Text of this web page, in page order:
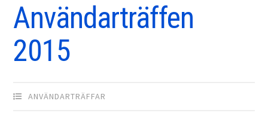
Användarträffen
2015
ANVÄNDARTRÄFFAR